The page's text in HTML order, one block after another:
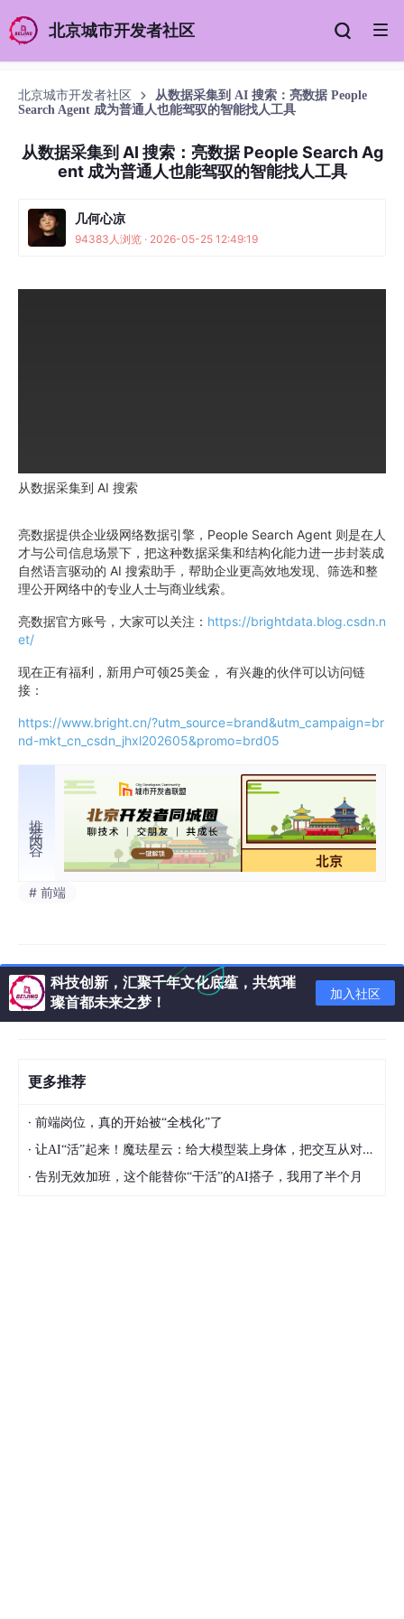
北京城市开发者社区
北京城市开发者社区
从数据采集到 AI 搜索：亮数据 People
Search Agent 成为普通人也能驾驭的智能找人工具
从数据采集到 AI 搜索：亮数据 People Search Ag
ent 成为普通人也能驾驭的智能找人工具
几何心凉
94383人浏览 · 2026-05-25 12:49:19
从数据采集到 AI 搜索
亮数据提供企业级网络数据引擎，People Search Agent 则是在人
才与公司信息场景下，把这种数据采集和结构化能力进一步封装成
自然语言驱动的 AI 搜索助手，帮助企业更高效地发现、筛选和整
理公开网络中的专业人士与商业线索。
亮数据官方账号，大家可以关注： https://brightdata.blog.csdn.n
et/
现在正有福利，新用户可领25美金， 有兴趣的伙伴可以访问链
接：
https://www.bright.cn/?utm_source=brand&utm_campaign=br
nd-mkt_cn_csdn_jhxl202605&promo=brd05
推荐内容
# 前端
科技创新，汇聚千年文化底蕴，共筑璀
璨首都未来之梦！
加入社区
更多推荐
· 前端岗位，真的开始被“全栈化”了
· 让AI“活”起来！魔珐星云：给大模型装上身体，把交互从对话框拉进现实
· 告别无效加班，这个能替你“干活”的AI搭子，我用了半个月